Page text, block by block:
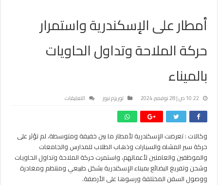
أمطار على الإسكندرية واستمرار
حركة الملاحة وتداول الحاويات
بالميناء
10:22 ص | 28 نوفمبر، 2024 توريزم نيوز التعليقات
واستمرار
حركة
الملاحة
وتداول
الحاويات
وكالات : تعرضت الإسكندرية لأمطار ما بين خفيفة ومتوسطة، لم تؤثر على
حركة سير المشاه والسيارات وذهاب الطلاب للمدارس والجامعات
والموظفين والعاملين لأعمالهم، واستمرت حركة الملاحة وتداول الحاويات
وشحن وتفريغ البضائع بميناء الإسكندرية بشكل طبيعي ومنتظم ومغادرة
ووصول السفن المختلفة ورسوها على الأرصفة.